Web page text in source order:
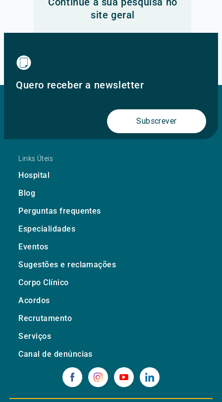
site geral
Quero receber a newsletter
Subscrever
Links Úteis
Hospital
Blog
Perguntas frequentes
Especialidades
Eventos
Sugestões e reclamações
Corpo Clínico
Acordos
Recrutamento
Serviços
Canal de denúncias